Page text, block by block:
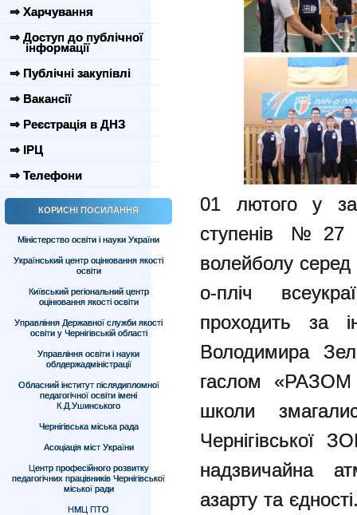
⇒ Харчування
⇒ Доступ до публічної
інформації
⇒ Публічні закупівлі
⇒ Вакансії
⇒ Реєстрація в ДНЗ
⇒ ІРЦ
⇒ Телефони
КОРИСНІ ПОСИЛАННЯ
Міністерство освіти і науки України
Український центр оцінювання якості
освіти
Київський регіональний центр
оцінювання якості освіти
Управління Державної служби якості
освіти у Чернігівській області
Управління освіти і науки
облдержадміністрації
Обласний інститут післядипломної
педагогічної освіти імені
К.Д.Ушинського
Чернігівська міська рада
Асоціація міст України
Центр професійного розвитку
педагогічних працівників Чернігівської
міської ради
НМЦ ПТО
01 лютого у
ступенів №27
волейболу серед
о-пліч
проходить за
Володимира
гаслом
школи
Чернігівської
надзвичайна
азарту та